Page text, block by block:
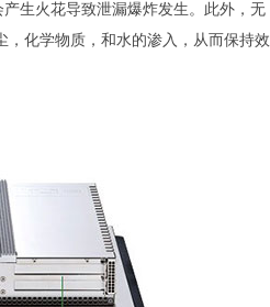
生火花导致泄漏爆炸发生。此外，无
，化学物质，和水的渗入，从而保持效